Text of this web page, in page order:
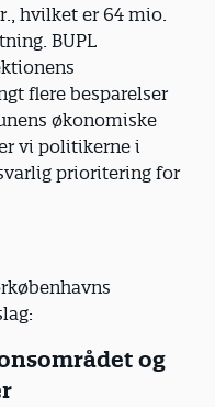
hvilket er 64 mio.
BUPL
flere besparelser
økonomiske
vi politikerne i
prioritering for
og